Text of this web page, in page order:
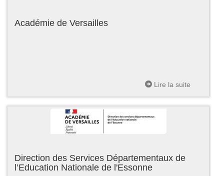
Académie de Versailles
Lire la suite
Direction des Services Départementaux de
l’Education Nationale de l'Essonne